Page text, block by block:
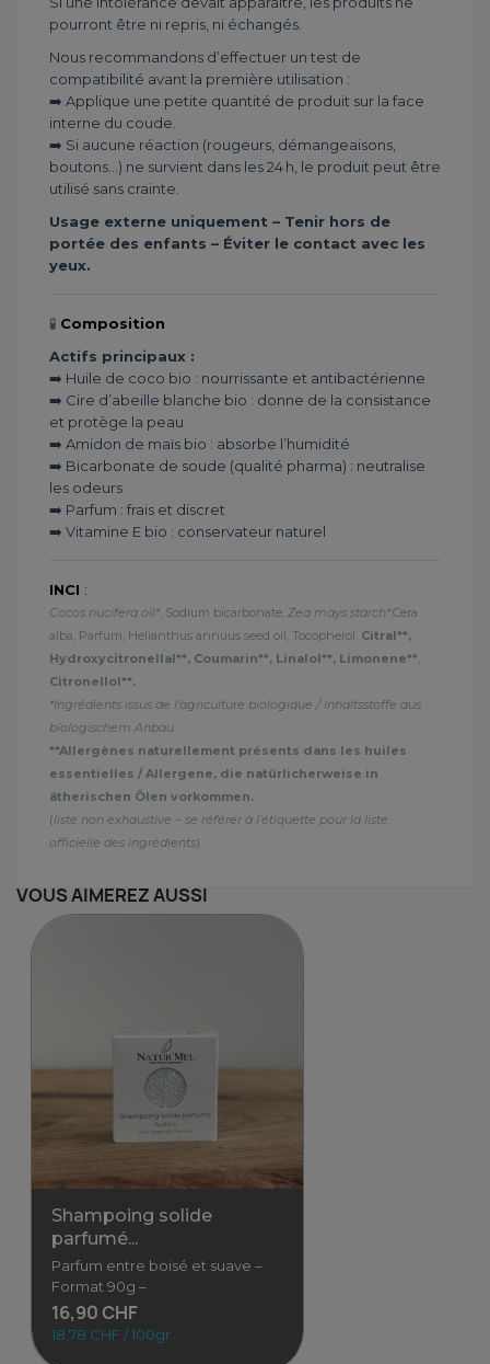
pourront être ni repris, ni échangés.
Nous recommandons d’effectuer un test de
compatibilité avant la première utilisation :
➡️ Applique une petite quantité de produit sur la face
interne du coude.
➡️ Si aucune réaction (rougeurs, démangeaisons,
boutons...) ne survient dans les 24 h, le produit peut être
utilisé sans crainte.
Usage externe uniquement – Tenir hors de
portée des enfants – Éviter le contact avec les
yeux.
🧪 Composition
Actifs principaux :
➡️ Huile de coco bio : nourrissante et antibactérienne
➡️ Cire d’abeille blanche bio : donne de la consistance
et protège la peau
➡️ Amidon de maïs bio : absorbe l’humidité
➡️ Bicarbonate de soude (qualité pharma) : neutralise
les odeurs
➡️ Parfum : frais et discret
➡️ Vitamine E bio : conservateur naturel
INCI :
Cocos nucifera oil*, Sodium bicarbonate, Zea mays starch*,Cera
alba, Parfum, Helianthus annuus seed oil, Tocopherol. Citral**,
Hydroxycitronellal**, Coumarin**, Linalol**, Limonene**,
Citronellol**.
*Ingrédients issus de l’agriculture biologique / Inhaltsstoffe aus
biologischem Anbau.
**Allergènes naturellement présents dans les huiles
essentielles / Allergene, die natürlicherweise in
ätherischen Ölen vorkommen.
(liste non exhaustive – se référer à l’étiquette pour la liste
officielle des ingrédients)
VOUS AIMEREZ AUSSI
Shampoing solide
parfumé...
Parfum entre boisé et suave –
Format 90g –
16,90 CHF
18,78 CHF / 100gr